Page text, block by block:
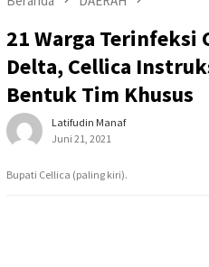
21 Warga Terinfeksi
Delta, Cellica
Bentuk Tim Khusus
Latifudin Manaf
Juni 21, 2021
Bupati Cellica (paling kiri).